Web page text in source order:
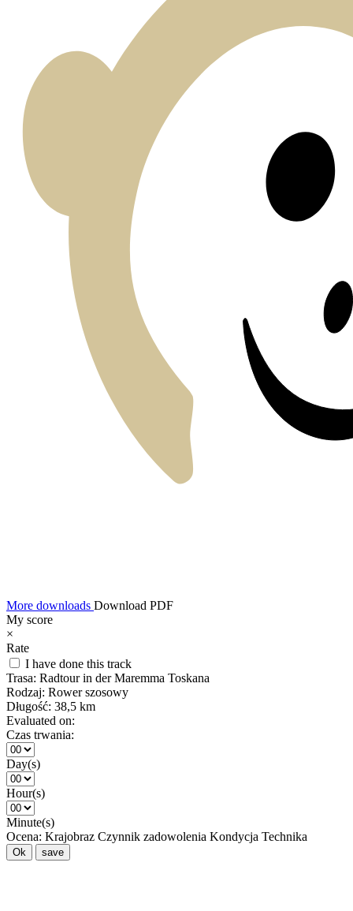
More downloads Download PDF
My score
×
Rate
I have done this track
Trasa: Radtour in der Maremma Toskana
Rodzaj: Rower szosowy
Długość: 38,5 km
Evaluated on:
Czas trwania:
Day(s)
Hour(s)
Minute(s)
Ocena: Krajobraz Czynnik zadowolenia Kondycja Technika
Ok save